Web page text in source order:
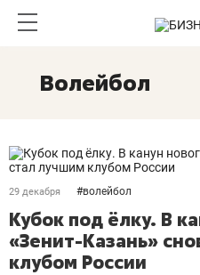
Волейбол
29 декабря #волейбол
Кубок под ёлку. В
«Зенит-Казань»
клубом России